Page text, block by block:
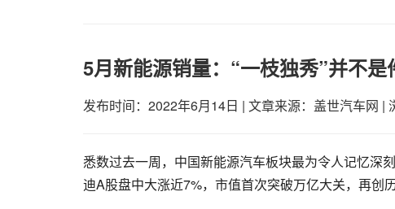
5月新能源销量：“一枝独秀”并不是
发布时间：2022年6月14日 | 文章来源：盖世汽车网 |
悉数过去一周，中国新能源汽车板块最为令人记忆深
迪A股盘中大涨近7%，市值首次突破万亿大关，再创